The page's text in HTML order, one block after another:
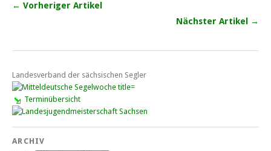
← Vorheriger Artikel
Nächster Artikel →
Landesverband der sächsischen Segler
Terminübersicht
ARCHIV